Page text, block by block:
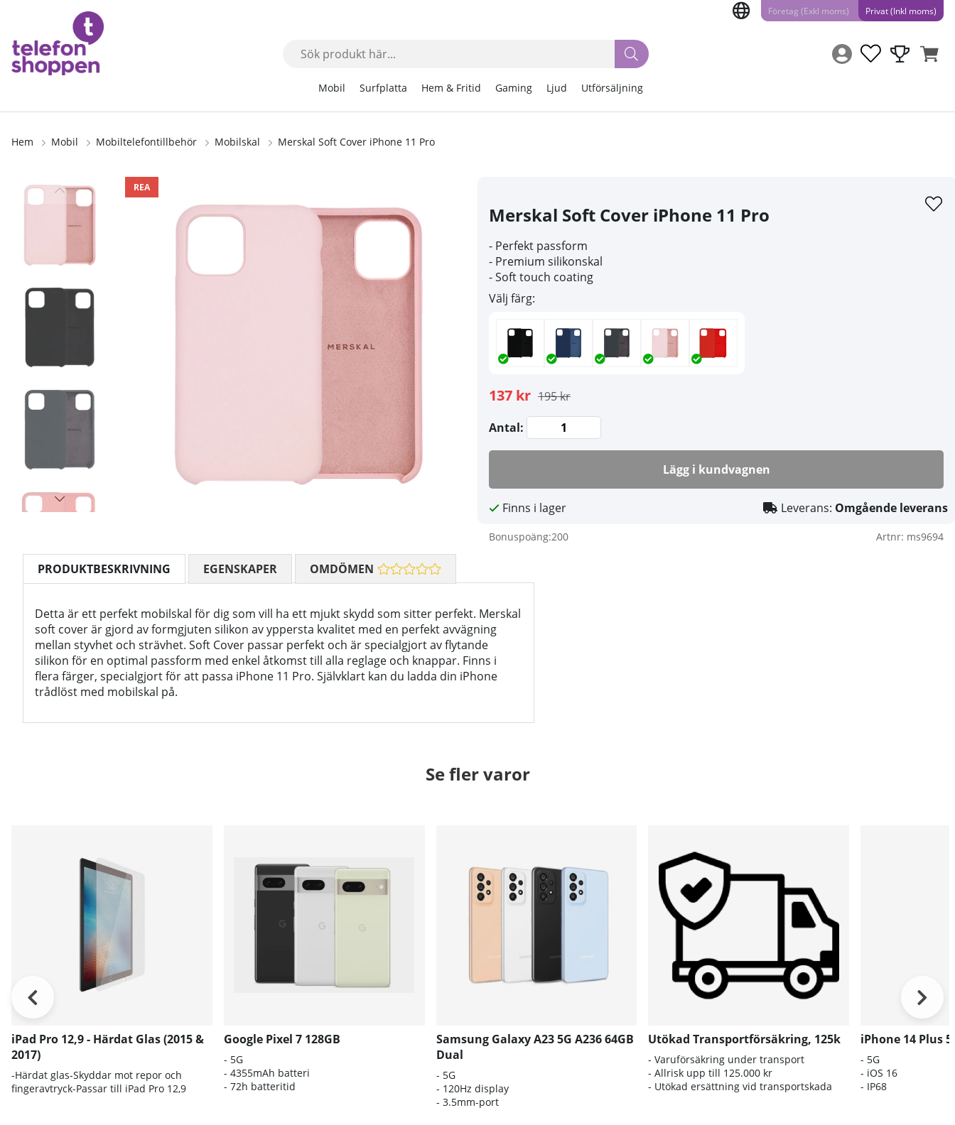
Företag (Exkl moms) Privat (Inkl moms)
Mobil Surfplatta Hem & Fritid Gaming Ljud Utförsäljning
Hem Mobil Mobiltelefontillbehör Mobilskal Merskal Soft Cover iPhone 11 Pro
REA
Produktbilder
Merskal Soft Cover iPhone 11 Pro
- Perfekt passform
- Premium silikonskal
- Soft touch coating
Välj färg:
137 kr 195 kr
Antal:
Lägg i kundvagnen
Finns i lager Leverans: Omgående leverans
Bonuspoäng:200 Artnr: ms9694
PRODUKTBESKRIVNING
Detta är ett perfekt mobilskal för dig som vill ha ett mjukt skydd som sitter perfekt. Merskal
soft cover är gjord av formgjuten silikon av yppersta kvalitet med en perfekt avvägning
mellan styvhet och strävhet. Soft Cover passar perfekt och är specialgjort av flytande
silikon för en optimal passform med enkel åtkomst till alla reglage och knappar. Finns i
flera färger, specialgjort för att passa iPhone 11 Pro. Självklart kan du ladda din iPhone
trådlöst med mobilskal på.
EGENSKAPER OMDÖMEN
Se fler varor
iPad Pro 12,9 - Härdat Glas (2015 &
2017)
-Härdat glas-Skyddar mot repor och
fingeravtryck-Passar till iPad Pro 12,9
Google Pixel 7 128GB
- 5G
- 4355mAh batteri
- 72h batteritid
Samsung Galaxy A23 5G A236 64GB
Dual
- 5G
- 120Hz display
- 3.5mm-port
Utökad Transportförsäkring, 125k
- Varuförsäkring under transport
- Allrisk upp till 125.000 kr
- Utökad ersättning vid transportskada
iPhone 14 Plus
- 5G
- iOS 16
- IP68